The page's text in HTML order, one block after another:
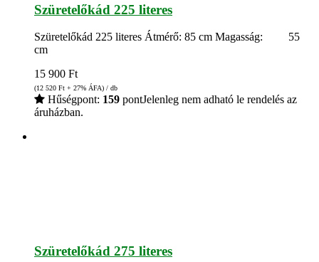
Szüretelőkád 225 literes
Szüretelőkád 225 literes Átmérő: 85 cm Magasság: 55
cm
15 900 Ft
(12 520 Ft + 27% ÁFA) / db
Hűségpont: 159 pontJelenleg nem adható le rendelés az
áruházban.
Szüretelőkád 275 literes